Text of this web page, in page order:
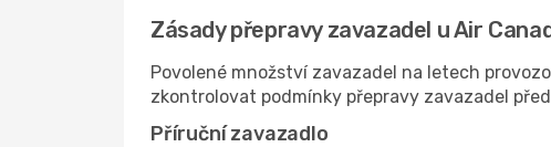
Zásady přepravy zavazadel u Air
Povolené množství zavazadel na letech
zkontrolovat podmínky přepravy zavazadel
Příruční zavazadlo